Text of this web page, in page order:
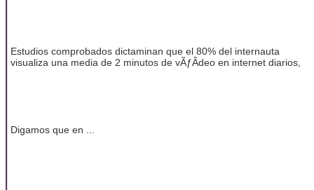
Estudios comprobados dictaminan que el 80% del internauta
visualiza una media de 2 minutos de vÃƒÂ­deo en internet diarios,
Digamos que en ...